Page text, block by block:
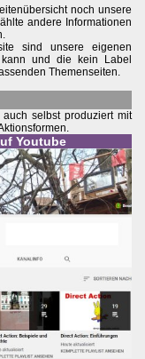
noch unsere
andere Informationen
sind unsere eigenen
und die kein Label
Themenseiten.
selbst produziert mit
Youtube